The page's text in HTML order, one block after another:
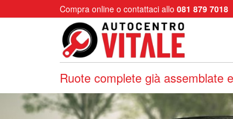
Compra online o contattaci allo 081 879 7018
Ruote complete già assemblate